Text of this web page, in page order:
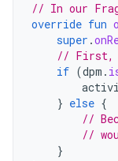
// In our
override fun
super .
// First,
if (dpm .
} else {
//
//
}